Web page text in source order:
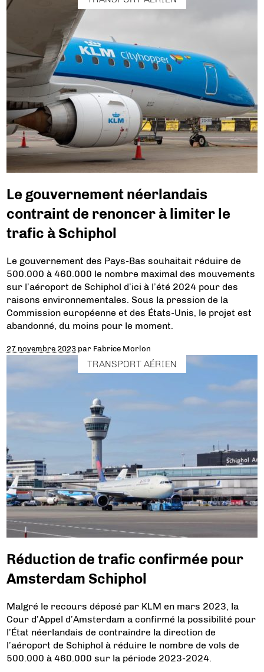
Le gouvernement néerlandais
contraint de renoncer à limiter le
trafic à Schiphol
Le gouvernement des Pays-Bas souhaitait réduire de
500.000 à 460.000 le nombre maximal des mouvements
sur l’aéroport de Schiphol d’ici à l’été 2024 pour des
raisons environnementales. Sous la pression de la
Commission européenne et des États-Unis, le projet est
abandonné, du moins pour le moment.
27 novembre 2023 par Fabrice Morlon
TRANSPORT AÉRIEN
Réduction de trafic confirmée pour
Amsterdam Schiphol
Malgré le recours déposé par KLM en mars 2023, la
Cour d’Appel d’Amsterdam a confirmé la possibilité pour
l’État néerlandais de contraindre la direction de
l’aéroport de Schiphol à réduire le nombre de vols de
500.000 à 460.000 sur la période 2023-2024.